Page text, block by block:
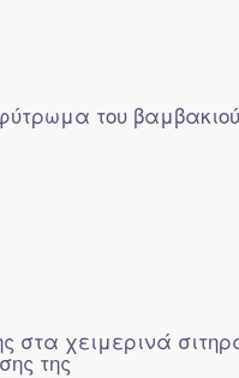
του
στα χειμερινά
της